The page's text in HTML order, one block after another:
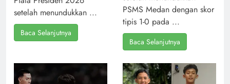
setelah menundukkan ...
Baca Selanjutnya
PSMS Medan dengan skor
tipis 1-0 pada ...
Baca Selanjutnya